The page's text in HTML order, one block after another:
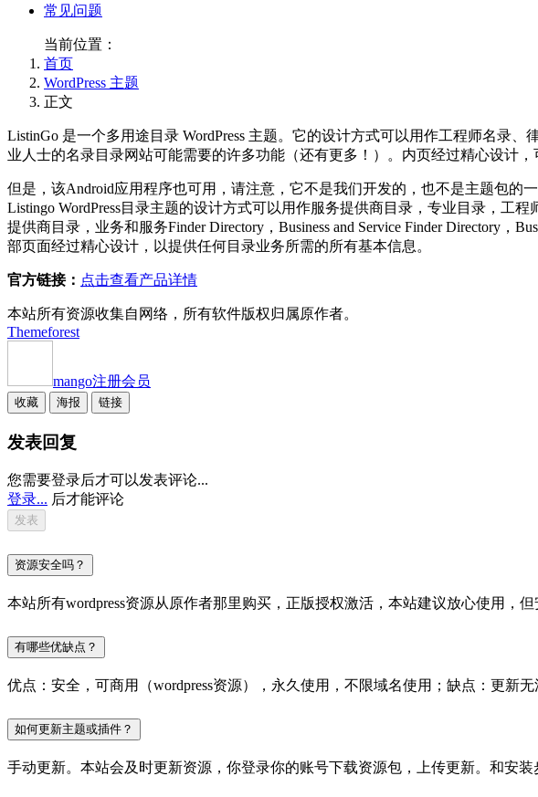
常见问题
当前位置：
首页
WordPress 主题
正文
ListinGo 是一个多用途目录 WordPress 主题。它的设计方式可以用作工程师名录
业人士的名录目录网站可能需要的许多功能（还有更多！）。内页经过精心设计
但是，该Android应用程序也可用，请注意，它不是我们开发的，也不是主题包的
Listingo WordPress目录主题的设计方式可以用作服务提供商目录，专业目录，工程
提供商目录，业务和服务Finder Directory，Business and Service Finder Directory
部页面经过精心设计，以提供任何目录业务所需的所有基本信息。
官方链接： 点击查看产品详情
本站所有资源收集自网络，所有软件版权归属原作者。
Themeforest
mango注册会员
收藏 海报 链接
发表回复
您需要登录后才可以发表评论...
登录... 后才能评论
资源安全吗？
本站所有wordpress资源从原作者那里购买，正版授权激活，本站建议放心使用，
有哪些优缺点？
优点：安全，可商用（wordpress资源），永久使用，不限域名使用；缺点：更新无
如何更新主题或插件？
手动更新。本站会及时更新资源，你登录你的账号下载资源包，上传更新。和安装